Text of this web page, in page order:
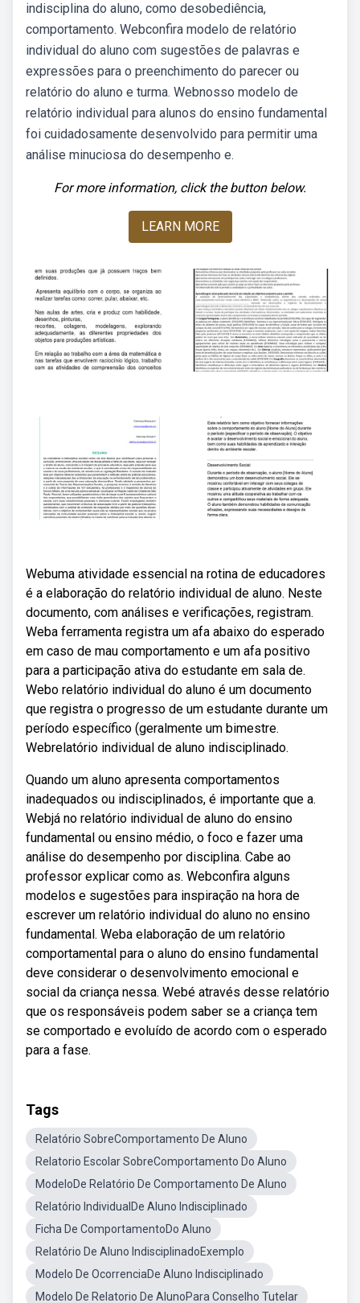
indisciplina do aluno, como desobediência,
comportamento. Webconfira modelo de relatório
individual do aluno com sugestões de palavras e
expressões para o preenchimento do parecer ou
relatório do aluno e turma. Webnosso modelo de
relatório individual para alunos do ensino fundamental
foi cuidadosamente desenvolvido para permitir uma
análise minuciosa do desempenho e.
For more information, click the button below.
LEARN MORE
Webuma atividade essencial na rotina de educadores
é a elaboração do relatório individual de aluno. Neste
documento, com análises e verificações, registram.
Weba ferramenta registra um afa abaixo do esperado
em caso de mau comportamento e um afa positivo
para a participação ativa do estudante em sala de.
Webo relatório individual do aluno é um documento
que registra o progresso de um estudante durante um
período específico (geralmente um bimestre.
Webrelatório individual de aluno indisciplinado.
Quando um aluno apresenta comportamentos
inadequados ou indisciplinados, é importante que a.
Webjá no relatório individual de aluno do ensino
fundamental ou ensino médio, o foco e fazer uma
análise do desempenho por disciplina. Cabe ao
professor explicar como as. Webconfira alguns
modelos e sugestões para inspiração na hora de
escrever um relatório individual do aluno no ensino
fundamental. Weba elaboração de um relatório
comportamental para o aluno do ensino fundamental
deve considerar o desenvolvimento emocional e
social da criança nessa. Webé através desse relatório
que os responsáveis podem saber se a criança tem
se comportado e evoluído de acordo com o esperado
para a fase.
Tags
Relatório SobreComportamento De Aluno
Relatorio Escolar SobreComportamento Do Aluno
ModeloDe Relatório De Comportamento De Aluno
Relatório IndividualDe Aluno Indisciplinado
Ficha De ComportamentoDo Aluno
Relatório De Aluno IndisciplinadoExemplo
Modelo De OcorrenciaDe Aluno Indisciplinado
Modelo De Relatorio De AlunoPara Conselho Tutelar